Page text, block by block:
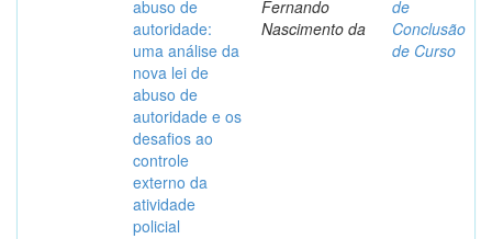
abuso de
autoridade:
uma análise da
nova lei de
abuso de
autoridade e os
desafios ao
controle
externo da
atividade
policial
Fernando
Nascimento da
de
Conclusão
de Curso